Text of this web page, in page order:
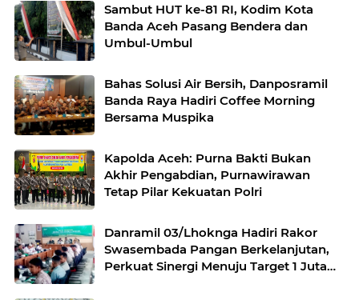
Sambut HUT ke-81 RI, Kodim Kota
Banda Aceh Pasang Bendera dan
Umbul-Umbul
Bahas Solusi Air Bersih, Danposramil
Banda Raya Hadiri Coffee Morning
Bersama Muspika
Kapolda Aceh: Purna Bakti Bukan
Akhir Pengabdian, Purnawirawan
Tetap Pilar Kekuatan Polri
Danramil 03/Lhoknga Hadiri Rakor
Swasembada Pangan Berkelanjutan,
Perkuat Sinergi Menuju Target 1 Juta